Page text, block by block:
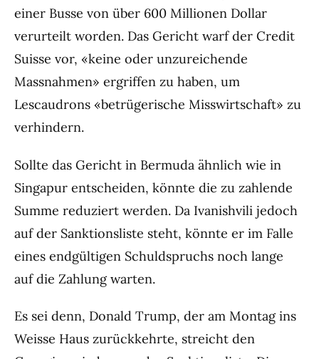
einer Busse von über 600 Millionen Dollar
verurteilt worden. Das Gericht warf der Credit
Suisse vor, «keine oder unzureichende
Massnahmen» ergriffen zu haben, um
Lescaudrons «betrügerische Misswirtschaft» zu
verhindern.
Sollte das Gericht in Bermuda ähnlich wie in
Singapur entscheiden, könnte die zu zahlende
Summe reduziert werden. Da Ivanishvili jedoch
auf der Sanktionsliste steht, könnte er im Falle
eines endgültigen Schuldspruchs noch lange
auf die Zahlung warten.
Es sei denn, Donald Trump, der am Montag ins
Weisse Haus zurückkehrte, streicht den